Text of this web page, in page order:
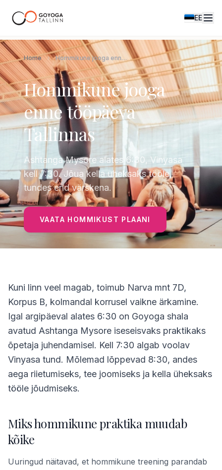
EE
Home Hommikune jooga enne tööpäeva Tallinnas
Hommikune jooga
enne tööpäeva
Tallinnas
Ashtanga Mysore alates 6:30, Vinyasa
kell 7:30. Jõua kella üheksaks tööle,
tundes end värskena.
VAATA HOMMIKUST PLAANI
Kuni linn veel magab, toimub Narva mnt 7D,
Korpus B, kolmandal korrusel vaikne ärkamine.
Igal argipäeval alates 6:30 on Goyoga shala
avatud Ashtanga Mysore iseseisvaks praktikaks
õpetaja juhendamisel. Kell 7:30 algab voolav
Vinyasa tund. Mõlemad lõppevad 8:30, andes
aega riietumiseks, tee joomiseks ja kella üheksaks
tööle jõudmiseks.
Miks hommikune praktika muudab
kõike
Uuringud näitavad, et hommikune treening parandab